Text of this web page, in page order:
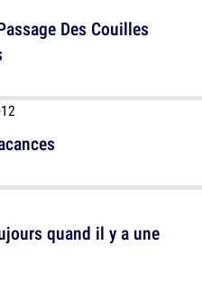
Des Couilles
quand il y a une